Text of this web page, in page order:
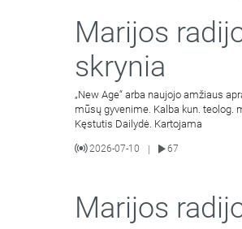
Marijos
skrynia
„New Age“ arba naujojo amžiaus
mūsų gyvenime. Kalba kun. teolog.
Kęstutis Dailydė. Kartojama
2026-07-10 | 67
Marijos